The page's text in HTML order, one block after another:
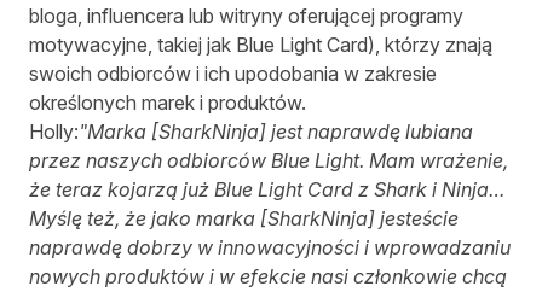
bloga, influencera lub witryny oferującej programy
motywacyjne, takiej jak Blue Light Card), którzy znają
swoich odbiorców i ich upodobania w zakresie
określonych marek i produktów.
Holly:"Marka [SharkNinja] jest naprawdę lubiana
przez naszych odbiorców Blue Light. Mam wrażenie,
że teraz kojarzą już Blue Light Card z Shark i Ninja…
Myślę też, że jako marka [SharkNinja] jesteście
naprawdę dobrzy w innowacyjności i wprowadzaniu
nowych produktów i w efekcie nasi członkowie chcą